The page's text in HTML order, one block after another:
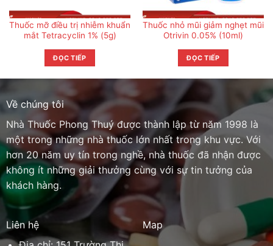
Thuốc mỡ điều trị nhiễm khuẩn
mắt Tetracyclin 1% (5g)
ĐỌC TIẾP
Thuốc nhỏ mũi giảm nghẹt mũi
Otrivin 0.05% (10ml)
ĐỌC TIẾP
Về chúng tôi
Nhà Thuốc Phong Thuý được thành lập từ năm 1998 là
một trong những nhà thuốc lớn nhất trong khu vực. Với
hơn 20 năm uy tín trong nghề, nhà thuốc đã nhận được
không ít những giải thưởng cùng với sự tin tưởng của
khách hàng.
Liên hệ
Map